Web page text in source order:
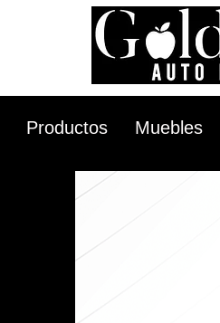
Productos Muebles